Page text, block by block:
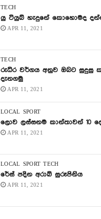
TECH
යු ටියුබ් හැදුනේ කොහොමද
APR 11, 2021
TECH
රුධිර වර්ගය අනුව ඔබට සුදුසු
දැනගමු
APR 11, 2021
LOCAL SPORT
ලොව ලස්සනම කාන්තාවන් 10
APR 11, 2021
LOCAL SPORT TECH
රේස් පදින අරාබි සුරූපිනිය
APR 11, 2021